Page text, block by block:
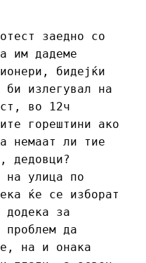
заедно со
им дадеме
бидејќи
излегувал на
во 12ч
горештини ако
немаат ли тие
дедовци?
на улица по
ќе се изборат
додека за
проблем да
на и онака